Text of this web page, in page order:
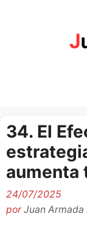
34. El
aumenta
24/07/2025
porJuan Armada